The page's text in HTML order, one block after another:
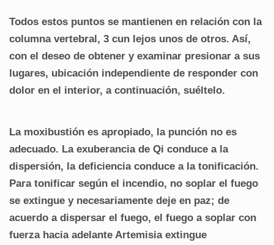
Todos estos puntos se mantienen en relación con la
columna vertebral, 3 cun lejos unos de otros. Así,
con el deseo de obtener y examinar presionar a sus
lugares, ubicación independiente de responder con
dolor en el interior, a continuación, suéltelo.
La moxibustión es apropiado, la punción no es
adecuado. La exuberancia de Qi conduce a la
dispersión, la deficiencia conduce a la tonificación.
Para tonificar según el incendio, no soplar el fuego
se extingue y necesariamente deje en paz; de
acuerdo a dispersar el fuego, el fuego a soplar con
fuerza hacia adelante Artemisia extingue